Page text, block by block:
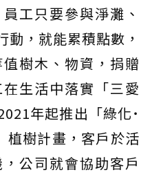
工只要參與淨灘、
動，就能累積點數，
樹木、物資，捐贈
生活中落實「三愛
年起推出「綠化˙
樹計畫，客戶於活
公司就會協助客戶